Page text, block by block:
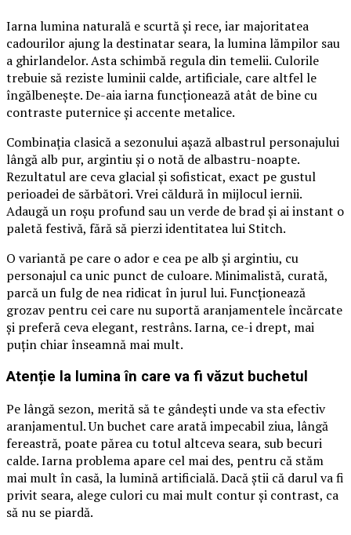
Iarna lumina naturală e scurtă și rece, iar majoritatea
cadourilor ajung la destinatar seara, la lumina lămpilor sau
a ghirlandelor. Asta schimbă regula din temelii. Culorile
trebuie să reziste luminii calde, artificiale, care altfel le
îngălbenește. De-aia iarna funcționează atât de bine cu
contraste puternice și accente metalice.
Combinația clasică a sezonului așază albastrul personajului
lângă alb pur, argintiu și o notă de albastru-noapte.
Rezultatul are ceva glacial și sofisticat, exact pe gustul
perioadei de sărbători. Vrei căldură în mijlocul iernii.
Adaugă un roșu profund sau un verde de brad și ai instant o
paletă festivă, fără să pierzi identitatea lui Stitch.
O variantă pe care o ador e cea pe alb și argintiu, cu
personajul ca unic punct de culoare. Minimalistă, curată,
parcă un fulg de nea ridicat în jurul lui. Funcționează
grozav pentru cei care nu suportă aranjamentele încărcate
și preferă ceva elegant, restrâns. Iarna, ce-i drept, mai
puțin chiar înseamnă mai mult.
Atenție la lumina în care va fi văzut buchetul
Pe lângă sezon, merită să te gândești unde va sta efectiv
aranjamentul. Un buchet care arată impecabil ziua, lângă
fereastră, poate părea cu totul altceva seara, sub becuri
calde. Iarna problema apare cel mai des, pentru că stăm
mai mult în casă, la lumină artificială. Dacă știi că darul va fi
privit seara, alege culori cu mai mult contur și contrast, ca
să nu se piardă.